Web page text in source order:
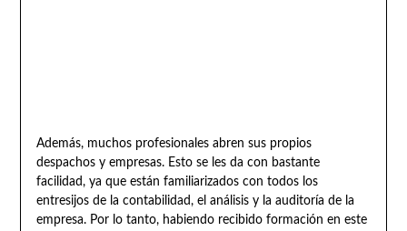
Además, muchos profesionales abren sus propios
despachos y empresas. Esto se les da con bastante
facilidad, ya que están familiarizados con todos los
entresijos de la contabilidad, el análisis y la auditoría de la
empresa. Por lo tanto, habiendo recibido formación en este